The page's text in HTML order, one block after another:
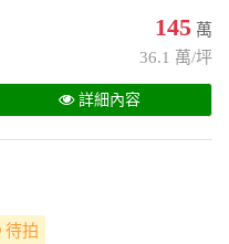
145 萬
36.1 萬/坪
詳細內容
待拍